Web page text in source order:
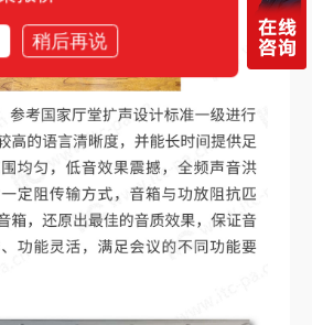
稍后再说